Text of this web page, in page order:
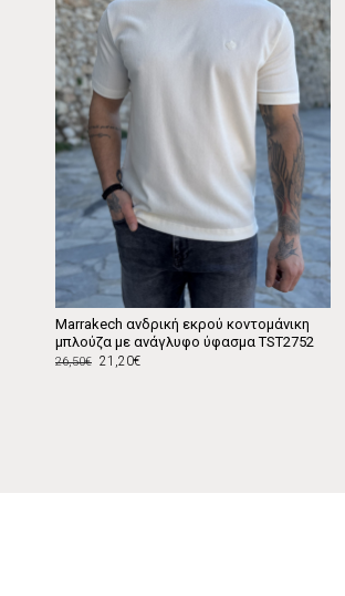
Marrakech ανδρική εκρού κοντομάνικη
μπλούζα με ανάγλυφο ύφασμα TST2752
21,20€
26,50€